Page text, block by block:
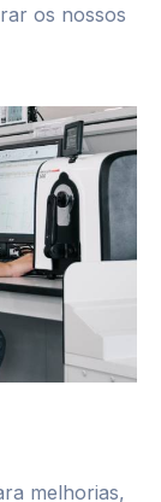
os nossos
melhorias,